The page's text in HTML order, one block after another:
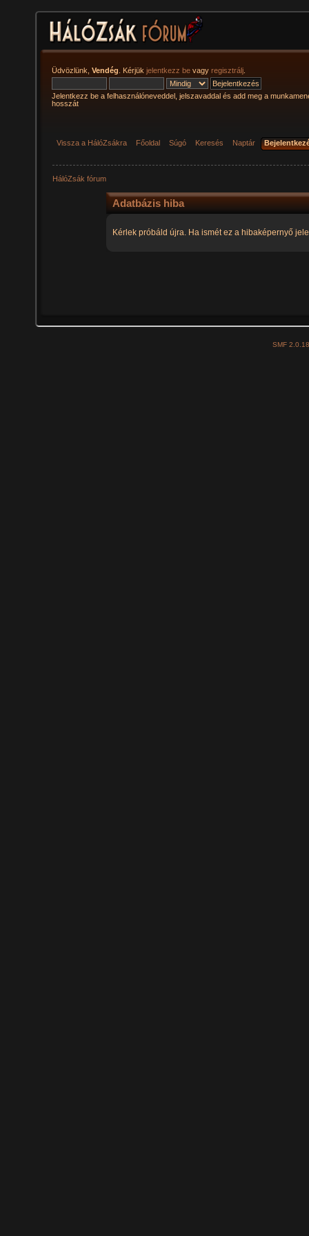
Üdvözlünk, Vendég . Kérjük jelentkezz be vagy regisztrálj
Jelentkezz be a felhasználóneveddel, jelszavaddal és add meg a
hosszát
Vissza a HálóZsákra Főoldal Súgó Keresés Naptár
HálóZsák fórum
Adatbázis hiba
Kérlek próbáld újra. Ha ismét ez a hibaképernyő
SMF 2.0.18